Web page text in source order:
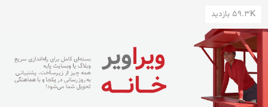
59.3K بازدید